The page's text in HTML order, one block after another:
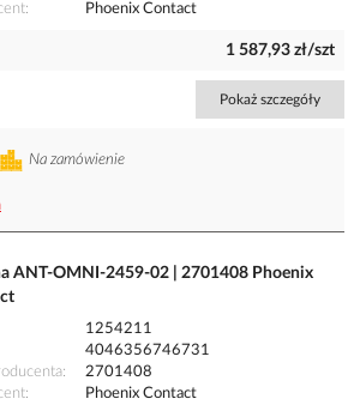
Phoenix Contact
1 587,93 zł/szt
Pokaż szczegóły
Na zamówienie
ANT-OMNI-2459-02 | 2701408 Phoenix
1254211
4046356746731
2701408
Phoenix Contact